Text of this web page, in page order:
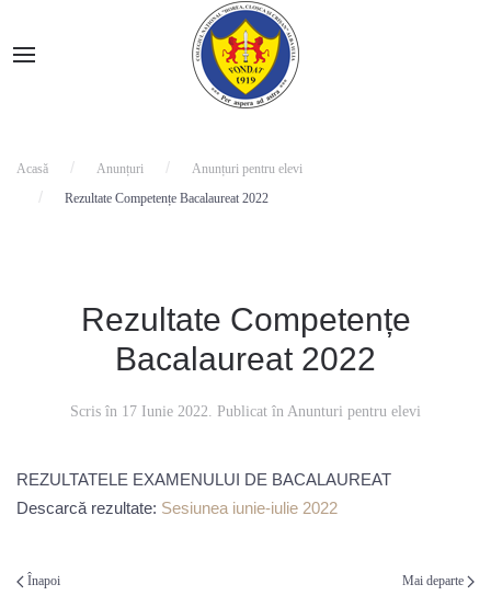
Acasă Anunțuri
Anunțuri pentru elevi
Rezultate Competențe Bacalaureat 2022
Rezultate Competențe
Bacalaureat 2022
Scris în 17 Iunie 2022. Publicat în Anunturi pentru elevi
REZULTATELE EXAMENULUI DE BACALAUREAT
Descarcă rezultate: Sesiunea iunie-iulie 2022
Înapoi Mai departe